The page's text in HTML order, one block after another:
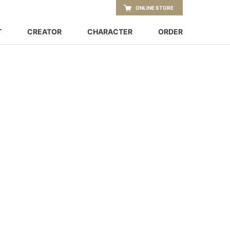
CREATOR CHARACTER ORDER
ONLINE STORE